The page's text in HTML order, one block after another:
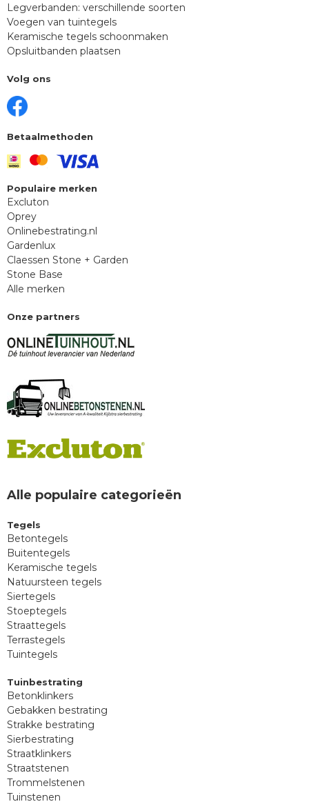
Legverbanden: verschillende soorten
Voegen van tuintegels
Keramische tegels schoonmaken
Opsluitbanden plaatsen
Volg ons
Betaalmethoden
Populaire merken
Excluton
Oprey
Onlinebestrating.nl
Gardenlux
Claessen Stone + Garden
Stone Base
Alle merken
Onze partners
Alle populaire categorieën
Tegels
Betontegels
Buitentegels
Keramische tegels
Natuursteen tegels
Siertegels
Stoeptegels
Straattegels
Terrastegels
Tuintegels
Tuinbestrating
Betonklinkers
Gebakken bestrating
Strakke bestrating
Sierbestrating
Straatklinkers
Straatstenen
Trommelstenen
Tuinstenen